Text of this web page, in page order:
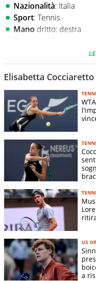
Nazionalità: Italia
Sport: Tennis
Mano dritto: destra
Rovescio: bimane
Peso:
Superficie preferita:
Slam vinti: -
Elisabetta Cocciaretto
US
a